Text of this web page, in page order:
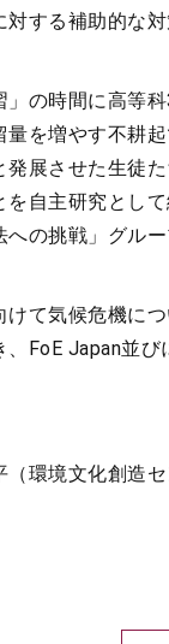
する補助的な
」の時間に高等
量を増やす不耕
発展させた生徒
を自主研究とし
への挑戦」グル
けて気候危機に
、FoE Japan並
環境文化創造